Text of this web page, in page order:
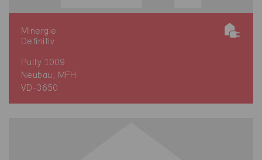
Minergie
Definitiv
Pully 1009
Neubau, MFH
VD-3650